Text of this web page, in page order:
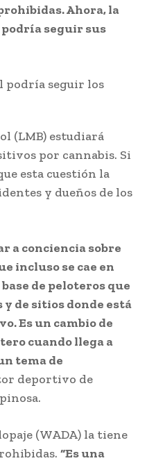
Ahora, la
podría seguir sus
(LMB) estudiará
por cannabis. Si
esta cuestión la
y dueños de los
a conciencia sobre
incluso se cae en
de peloteros que
y de sitios donde está
Es un cambio de
cuando llega a
tema de
deportivo de
(WADA) la tiene
“Es una